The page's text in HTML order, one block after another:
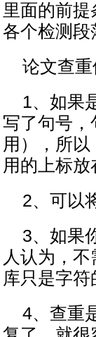
里面的前
各个检测段
论文查
1、如果
写了句号
用），所
用的上标
2、可以
3、如果
人认为，
库只是字
4、查重